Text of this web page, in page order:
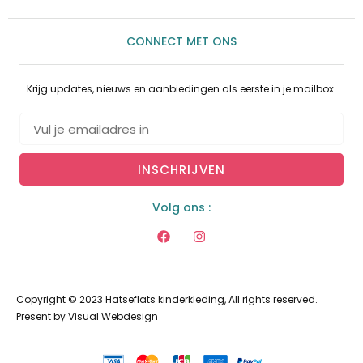
CONNECT MET ONS
Krijg updates, nieuws en aanbiedingen als eerste in je mailbox.
INSCHRIJVEN
Volg ons :
Copyright © 2023 Hatseflats kinderkleding, All rights reserved.
Present byVisual Webdesign